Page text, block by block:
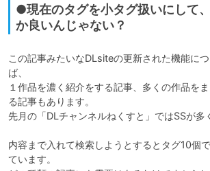
●現在のタグを小タグ扱いにして
か良いんじゃない？
この記事みたいなDLsiteの更新された機能に
ば、
１作品を濃く紹介をする記事、多くの作品を
る記事もあります。
先月の「DLチャンネルねくすと」ではSSが多
内容まで入れて検索しようとするとタグ10個
ています。